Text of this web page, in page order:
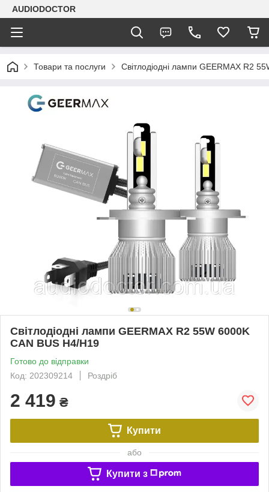
AUDIODOCTOR
Товари та послуги Світлодіодні лампи GEERMAX R2
Світлодіодні лампи GEERMAX R2 55W 6000K
CAN BUS H4/H19
Готово до відправки
Код: 202309214
Роздріб
2 419 ₴
Купити
або
Купити з